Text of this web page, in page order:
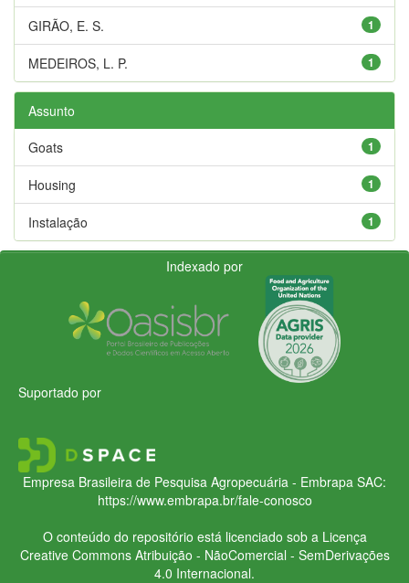
1
GIRÃO, E. S.
1
MEDEIROS, L. P.
Assunto
1
Goats
1
Housing
1
Instalação
Indexado por
Suportado por
Empresa Brasileira de Pesquisa Agropecuária - Embrapa SAC:
https://www.embrapa.br/fale-conosco
O conteúdo do repositório está licenciado sob a Licença
Creative CommonsAtribuição - NãoComercial - SemDerivações
4.0 Internacional.